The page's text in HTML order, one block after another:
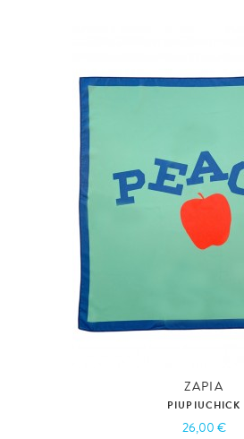
ZAPIA
PIUPIUCHICK
26,00 €